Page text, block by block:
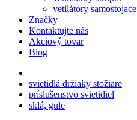
vetilátory samostojace
Značky
Kontaktujte nás
Akciový tovar
Blog
svietidlá držiaky stožiare
príslušenstvo svietidiel
sklá, gule